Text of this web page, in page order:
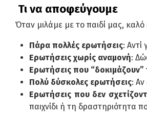
Τι να αποφεύγουμε
Όταν μιλάμε με το παιδί μας,
Πάρα πολλές ερωτήσεις: Αντί
Ερωτήσεις χωρίς αναμονή:
Ερωτήσεις που “δοκιμάζουν”
Πολύ δύσκολες ερωτήσεις: Αν
Ερωτήσεις που δεν
παιχνίδι ή τη δραστηριότητα